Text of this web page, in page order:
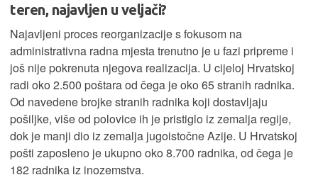
teren, najavljen u veljači?
Najavljeni proces reorganizacije s fokusom na
administrativna radna mjesta trenutno je u fazi pripreme i
još nije pokrenuta njegova realizacija. U cijeloj Hrvatskoj
radi oko 2.500 poštara od čega je oko 65 stranih radnika.
Od navedene brojke stranih radnika koji dostavljaju
pošiljke, više od polovice ih je pristiglo iz zemalja regije,
dok je manji dio iz zemalja jugoistočne Azije. U Hrvatskoj
pošti zaposleno je ukupno oko 8.700 radnika, od čega je
182 radnika iz inozemstva.